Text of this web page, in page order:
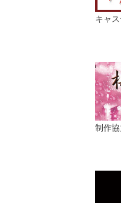
キャ
制作